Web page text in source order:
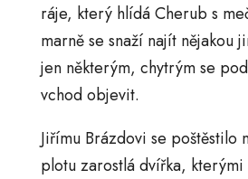
ráje, který hlídá Cherub s
marně se snaží najít nějakou
jen některým, chytrým se
vchod objevit.
Jiřímu Brázdovi se poštěstilo
plotu zarostlá dvířka, kterými